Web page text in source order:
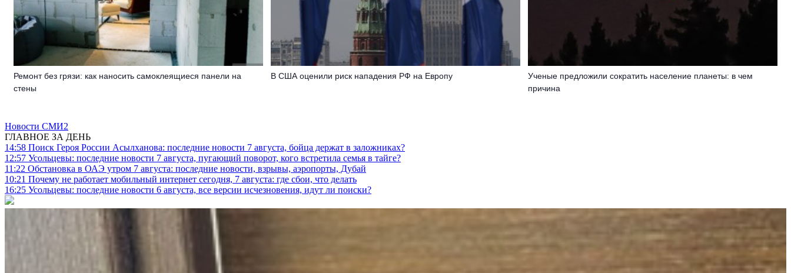
Ремонт без грязи: как наносить самоклеящиеся панели на
стены
В США оценили риск нападения РФ на Европу
Ученые предложили сократить население планеты: в чем
причина
Новости СМИ2
ГЛАВНОЕ ЗА ДЕНЬ
14:58 Поиск Героя России Асылханова: последние новости 7 августа, бойца держат в заложниках?
12:57 Усольцевы: последние новости 7 августа, пугающий поворот, кого встретила семья в тайге?
11:22 Обстановка в ОАЭ утром 7 августа: последние новости, взрывы, аэропорты, Дубай
10:21 Почему не работает мобильный интернет сегодня, 7 августа: где сбои, что делать
16:25 Усольцевы: последние новости 6 августа, все версии исчезновения, идут ли поиски?